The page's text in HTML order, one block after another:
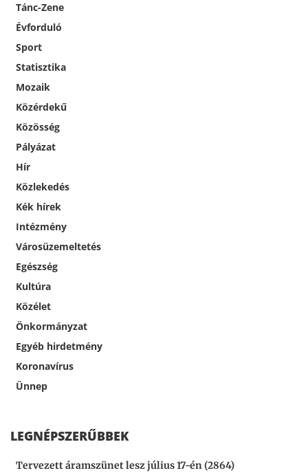
Tánc-Zene
Évforduló
Sport
Statisztika
Mozaik
Közérdekű
Közösség
Pályázat
Hír
Közlekedés
Kék hírek
Intézmény
Városüzemeltetés
Egészség
Kultúra
Közélet
Önkormányzat
Egyéb hirdetmény
Koronavírus
Ünnep
LEGNÉPSZERŰBBEK
Tervezett áramszünet lesz július 17-én (2864)